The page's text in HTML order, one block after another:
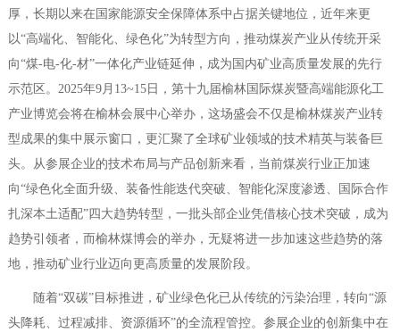
厚，长期以来在国家能源安全保障体系中占据关键地位，近年来更
以“高端化、智能化、绿色化”为转型方向，推动煤炭产业从传统开采
向“煤-电-化-材”一体化产业链延伸，成为国内矿业高质量发展的先行
示范区。2025年9月13~15日，第十九届榆林国际煤炭暨高端能源化工
产业博览会将在榆林会展中心举办，这场盛会不仅是榆林煤炭产业转
型成果的集中展示窗口，更汇聚了全球矿业领域的技术精英与装备巨
头。从参展企业的技术布局与产品创新来看，当前煤炭行业正加速
向“绿色化全面升级、装备性能迭代突破、智能化深度渗透、国际合作
扎深本土适配”四大趋势转型，一批头部企业凭借核心技术突破，成为
趋势引领者，而榆林煤博会的举办，无疑将进一步加速这些趋势的落
地，推动矿业行业迈向更高质量的发展阶段。
随着“双碳”目标推进，矿业绿色化已从传统的污染治理，转向“源
头降耗、过程减排、资源循环”的全流程管控。参展企业的创新集中在